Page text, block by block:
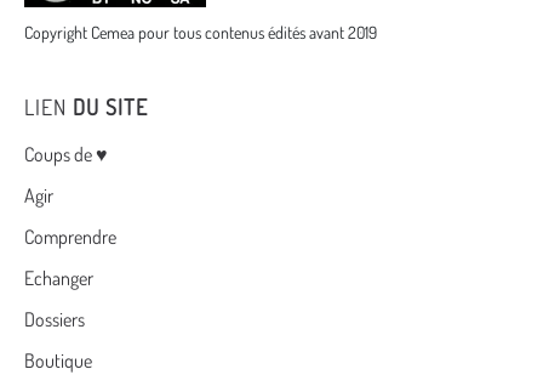
Copyright Cemea pour tous contenus édités avant 2019
LIEN DU SITE
Menu
Coups de ♥
Agir
Comprendre
Echanger
Dossiers
Boutique